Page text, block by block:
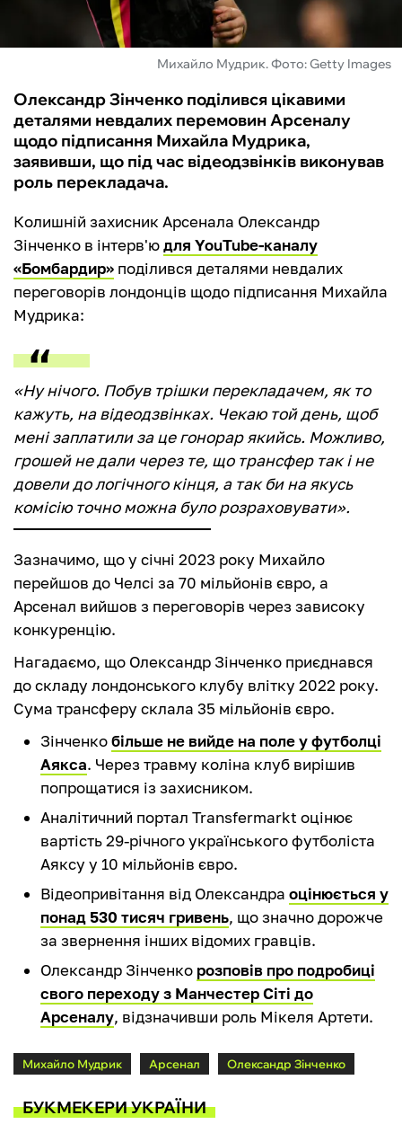
БУКМЕКЕРИ
Михайло Мудрик. Фото: Getty Images
Олександр Зінченко поділився цікавими
деталями невдалих перемовин Арсеналу
щодо підписання Михайла Мудрика,
заявивши, що під час відеодзвінків виконував
роль перекладача.
Колишній захисник Арсенала Олександр
Зінченко в інтерв'юдля YouTube-каналу
«Бомбардир» поділився деталями невдалих
переговорів лондонців щодо підписання Михайла
Мудрика:
«Ну нічого. Побув трішки перекладачем, як то
кажуть, на відеодзвінках. Чекаю той день, щоб
мені заплатили за це гонорар якийсь. Можливо,
грошей не дали через те, що трансфер так і не
довели до логічного кінця, а так би на якусь
комісію точно можна було розраховувати».
Зазначимо, що у січні 2023 року Михайло
перейшов до Челсі за 70 мільйонів євро, а
Арсенал вийшов з переговорів через зависоку
конкуренцію.
Нагадаємо, що Олександр Зінченко приєднався
до складу лондонського клубу влітку 2022 року.
Сума трансферу склала 35 мільйонів євро.
Зінченкобільше не вийде на поле у футболці
Аякса. Через травму коліна клуб вирішив
попрощатися із захисником.
Аналітичний портал Transfermarkt оцінює
вартість 29-річного українського футболіста
Аяксу у 10 мільйонів євро.
Відеопривітання від Олександра оцінюється у
понад 530 тисяч гривень, що значно дорожче
за звернення інших відомих гравців.
Олександр Зінченко розповів про подробиці
свого переходу з Манчестер Сіті до
Арсеналу, відзначивши роль Мікеля Артети.
Михайло Мудрик Арсенал Олександр Зінченко
БУКМЕКЕРИ УКРАЇНИ